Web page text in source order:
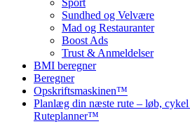
Sport
Sundhed og Velvære
Mad og Restauranter
Boost Ads
Trust & Anmeldelser
BMI beregner
Beregner
Opskriftsmaskinen™
Planlæg din næste rute – løb, cykel
Ruteplanner™